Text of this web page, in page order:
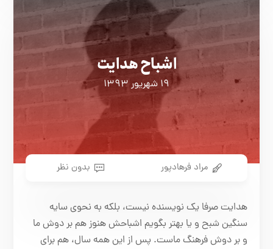
اشباح هدایت
۱۹ شهریور ۱۳۹۳
مراد فرهادپور بدون نظر
هدایت صرفا یک نویسنده نیست، بلکه به نحوی سایه
سنگین شبح و یا بهتر بگویم اشباحش هنوز هم بر دوش ما
و بر دوش فرهنگ ماست. پس از این همه سال، هم برای